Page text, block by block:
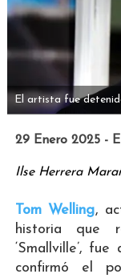
El artista fue
29 Enero 2025 -
Ilse Herrera
Tom Welling,
historia que
‘Smallville’,
confirmó el